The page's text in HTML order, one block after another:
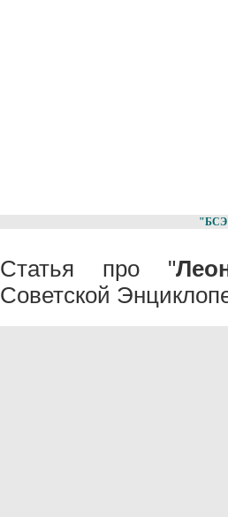
Статья про "
Советской